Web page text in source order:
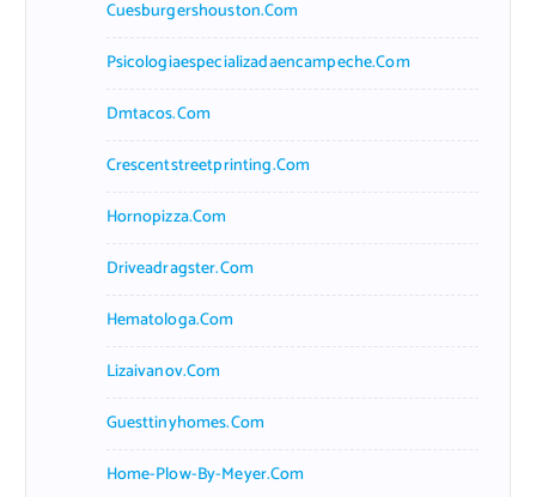
Cuesburgershouston.com
Psicologiaespecializadaencampeche.com
Dmtacos.com
Crescentstreetprinting.com
Hornopizza.com
Driveadragster.com
Hematologa.com
Lizaivanov.com
Guesttinyhomes.com
Home-Plow-By-Meyer.com